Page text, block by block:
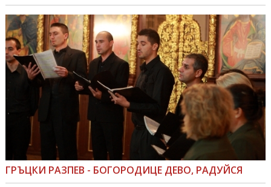
ГРЪЦКИ РАЗПЕВ - БОГОРОДИЦЕ ДЕВО, РАДУЙСЯ